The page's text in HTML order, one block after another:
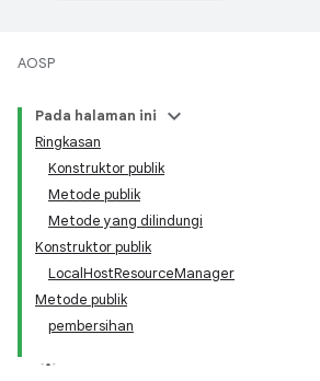
AOSP
Pada halaman ini
Ringkasan
Konstruktor publik
Metode publik
Metode yang dilindungi
Konstruktor publik
LocalHostResourceManager
Metode publik
pembersihan